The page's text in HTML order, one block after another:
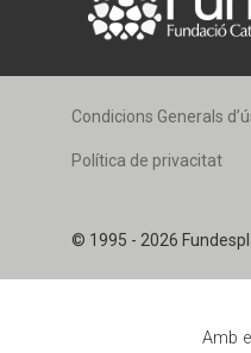
© 1995 - 2026
Condicions Generals
Política de privacitat
Amb